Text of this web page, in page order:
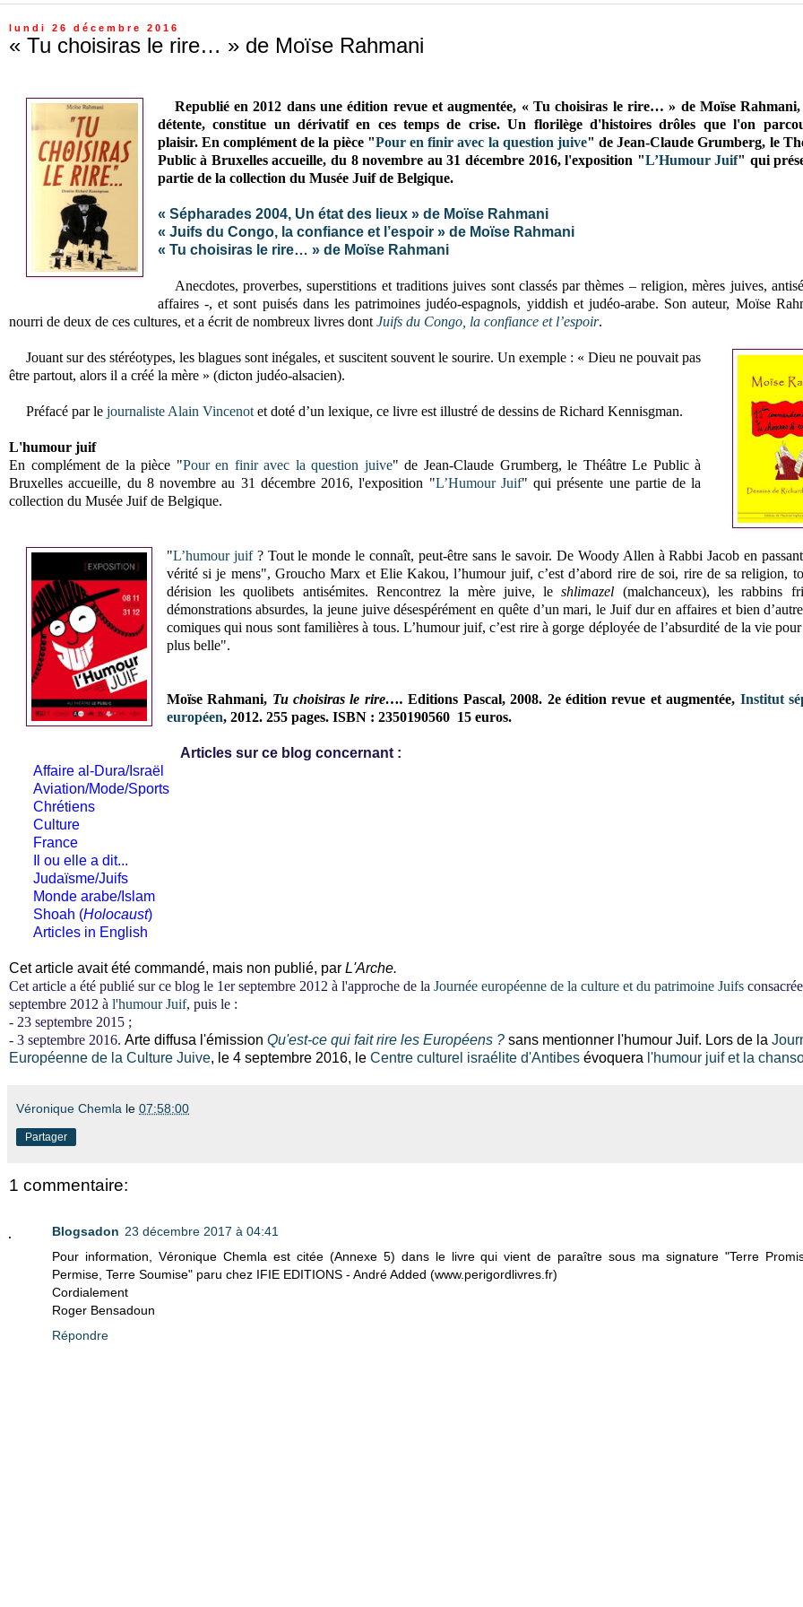
lundi 26 décembre 2016
« Tu choisiras le rire… » de Moïse Rahmani
Republié en 2012 dans une édition revue et augmentée, « Tu choisiras le rire… » de Moïse
détente, constitue un dérivatif en ces temps de crise. Un florilège d'histoires drôles que l'on
plaisir. En complément de la pièce "Pour en finir avec la question juive" de Jean-Claude Grumberg, le
Public à Bruxelles accueille, du 8 novembre au 31 décembre 2016,l'exposition "L’Humour Juif" qui
partie de la collection du Musée Juif de Belgique.
« Sépharades 2004, Un état des lieux » de Moïse Rahmani
« Juifs du Congo, la confiance et l’espoir » de Moïse Rahmani
« Tu choisiras le rire… » de Moïse Rahmani
Anecdotes, proverbes, superstitions et traditions juives sont classés par thèmes – religion, mères juives,
affaires -, et sont puisés dans les patrimoines judéo-espagnols, yiddish et judéo-arabe. Son auteur, Moïse
nourri de deux de ces cultures, et a écrit de nombreux livres dont Juifs du Congo, la confiance et l’espoir.
Jouant sur des stéréotypes, les blagues sont inégales, et suscitent souvent le sourire. Un exemple : « Dieu ne pouvait pas
être partout, alors il a créé la mère » (dicton judéo-alsacien).
Préfacé par le journaliste Alain Vincenotet doté d’un lexique, ce livre est illustré de dessins de Richard Kennisgman.
L'humour juif
En complément de la pièce "Pour en finir avec la question juive" de Jean-Claude Grumberg, le Théâtre Le Public à
Bruxelles accueille, du 8 novembre au 31 décembre 2016,l'exposition "L’Humour Juif" qui présente une partie de la
collection du Musée Juif de Belgique.
"L’humour juif? Tout le monde le connaît, peut-être sans le savoir. De Woody Allen à Rabbi Jacob en
vérité si je mens", Groucho Marx et Elie Kakou, l’humour juif, c’est d’abord rire de soi, rire de sa religion,
dérision les quolibets antisémites. Rencontrez la mère juive, leshlimazel (malchanceux), les rabbins
démonstrations absurdes, la jeune juive désespérément en quête d’un mari, le Juif dur en affaires et bien
comiques qui nous sont familières à tous. L’humour juif, c’est rire à gorge déployée de l’absurdité de la vie
plus belle".
Moïse Rahmani, Tu choisiras le rire…. Editions Pascal, 2008. 2e édition revue et augmentée, Institut
européen, 2012. 255 pages. ISBN : 2350190560 15 euros.
Articles sur ce blog concernant :
Affaire al-Dura/Israël
Aviation/Mode/Sports
Chrétiens
Culture
France
Il ou elle a dit...
Judaïsme/Juifs
Monde arabe/Islam
Shoah (Holocaust)
Articles in English
Cet article avait été commandé, mais non publié, par L'Arche.
Cet article a été publié sur ce blog le 1er septembre 2012 à l'approche de la Journée européenne de la culture et du patrimoine Juifs
septembre 2012 à l'humour Juif, puis le :
- 23 septembre 2015 ;
- 3 septembre 2016. Arte diffusa l'émission Qu'est-ce qui fait rire les Européens ? sans mentionner l'humour Juif. Lors de la
Européenne de la Culture Juive, le 4 septembre 2016, l e Centre culturel israélite d'Antibes évoquera l'humour juif et la
Véronique Chemla le 07:58:00
Partager
1 commentaire:
Blogsadon 23 décembre 2017 à 04:41
Pour information, Véronique Chemla est citée (Annexe 5) dans le livre qui vient de paraître sous ma signature "Terre
Permise, Terre Soumise" paru chez IFIE EDITIONS - André Added (www.perigordlivres.fr)
Cordialement
Roger Bensadoun
Répondre